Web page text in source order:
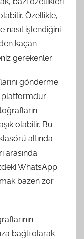
Özellikle,
nasıl işlendiğini
kaçan
gerekenler.
gönderme
platformdur.
olabilir. Bu
altında
arasında
WhatsApp
bazen zor
bağlı olarak